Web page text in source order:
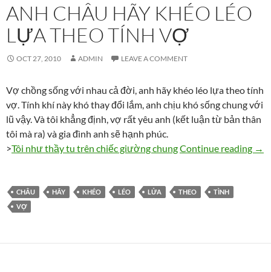
ANH CHÂU HÃY KHÉO LÉO
LỰA THEO TÍNH VỢ
OCT 27, 2010 ADMIN LEAVE A COMMENT
Vợ chồng sống với nhau cả đời, anh hãy khéo léo lựa theo tính
vợ. Tính khí này khó thay đổi lắm, anh chịu khó sống chung với
lũ vậy. Và tôi khẳng định, vợ rất yêu anh (kết luận từ bản thân
tôi mà ra) và gia đình anh sẽ hạnh phúc.
>Tôi như thầy tu trên chiếc giường chungContinue reading →
CHÂU HÃY KHÉO LÉO LỬA THEO
TÌNH
VỢ